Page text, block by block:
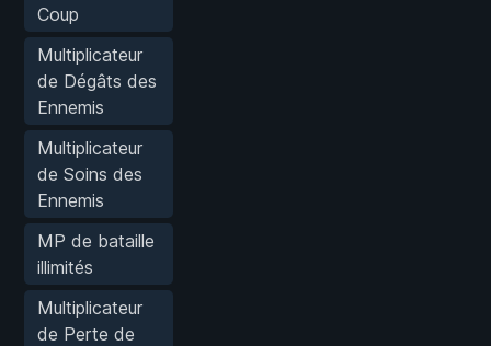
Coup
Multiplicateur
de Dégâts des
Ennemis
Multiplicateur
de Soins des
Ennemis
MP de bataille
illimités
Multiplicateur
de Perte de